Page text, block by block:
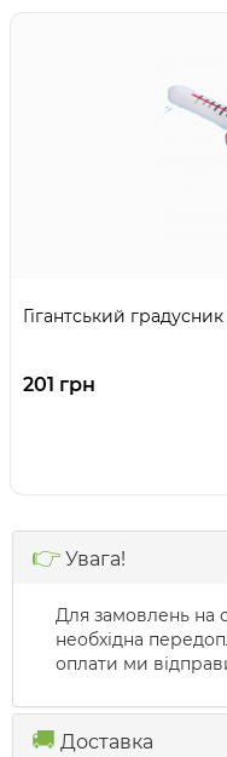
Гігантський градусник
201 грн
👉 Увага!
Для замовлень на
необхідна
оплати ми
🚚 Доставка